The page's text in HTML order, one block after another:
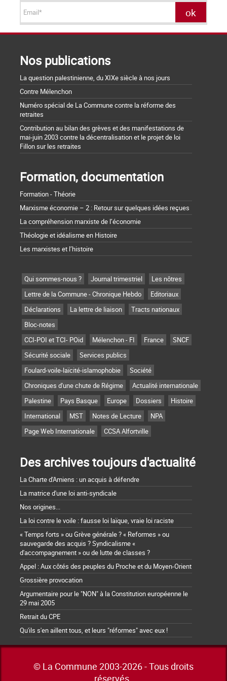
Nos publications
La question palestinienne, du XIXe siècle à nos jours
Contre Mélenchon
Numéro spécial de La Commune contre la réforme des
retraites
Contribution au bilan des grèves et des manifestations de
mai-juin 2003 contre la décentralisation et le projet de loi
Fillon sur les retraites
Formation, documentation
Formation - Théorie
Marxisme économie – 2 : Retour sur quelques idées reçues
La compréhension marxiste de l’économie
Théologie et idéalisme en Histoire
Les marxistes et l’histoire
Qui sommes-nous ? Journal trimestriel
Les nôtres
Lettre de la Commune - Chronique Hebdo
Editoriaux
Déclarations
La lettre de liaison
Tracts nationaux
Bloc-notes
CCI-POI et TCI- POid
Mélenchon - FI France
SNCF
Sécurité sociale
Services publics
Foulard-voile-laïcité-islamophobie
Société
Chroniques d'une chute de Régime
Actualité internationale
Palestine
Pays Basque Europe Dossiers
Histoire
International
MST Notes de Lecture
NPA
Page Web Internationale
CCSA Alfortville
Des archives toujours d'actualité
La Charte d'Amiens : un acquis à défendre
La matrice d'une loi anti-syndicale
Nos origines...
La loi contre le voile : fausse loi laïque, vraie loi raciste
« Temps forts » ou Grève générale ? « Reformes » ou
sauvegarde des acquis ? Syndicalisme «
d'accompagnement » ou de lutte de classes ?
Appel : Aux côtés des peuples du Proche et du Moyen-Orient
Grossière provocation
Argumentaire pour le "NON" à la Constitution européenne le
29 mai 2005
Retrait du CPE
Qu'ils s'en aillent tous, et leurs "réformes" avec eux !
© La Commune 2003-2026 - Tous droits